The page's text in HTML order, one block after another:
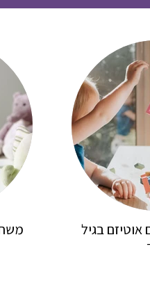
אוטיזם בגיל